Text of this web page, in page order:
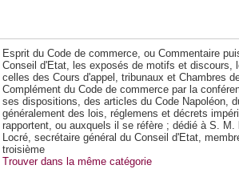
Esprit du Code de commerce, ou Commentaire
Conseil d'Etat, les exposés de motifs et discours,
celles des Cours d'appel, tribunaux et Chambres
Complément du Code de commerce par la
ses dispositions, des articles du Code Napoléon,
généralement des lois, réglemens et décrets
rapportent, ou auxquels il se réfère ; dédié à S.
Locré, secrétaire général du Conseil d'Etat,
troisième
Trouver dans la même catégorie